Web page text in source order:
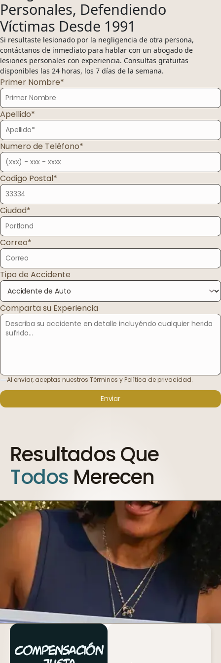
Oficinas
Encuentra una oficina cerca de ti y obtén tu
954-505-2183 OPEN NOW ·
Encuentra una oficina cerca de ti y obtén tu consulta
01
Florida
02
Ohio
03
Oregón
04
Washington
Personales, Defendiendo
Víctimas Desde 1991
Si resultaste lesionado por la negligencia de otra persona,
contáctanos de inmediato para hablar con un abogado de
lesiones personales con experiencia. Consultas gratuitas
disponibles las 24 horas, los 7 días de la semana.
Primer Nombre*
Apellido*
Numero de Teléfono*
Codigo Postal*
Ciudad*
Correo*
Tipo de Accidente
Comparta su Experiencia
Al enviar, aceptas nuestros Términos y Política de privacidad.
Enviar
Resultados Que
Todos Merecen
Compensación